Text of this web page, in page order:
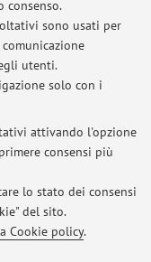
consenso.
sono usati per
utenti.
solo con i
attivando l'opzione
consensi più
lo stato dei consensi
del sito.
Cookie policy.
p.m. via Microsoft
avvisi.